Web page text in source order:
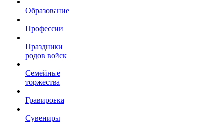
Образование
Профессии
Праздники
родов войск
Семейные
торжества
Гравировка
Сувениры